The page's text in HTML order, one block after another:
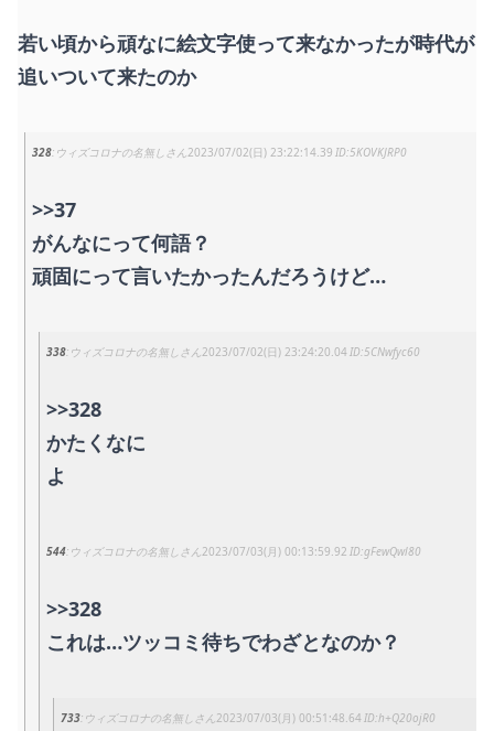
若い頃から頑なに絵文字使って来なかったが時代が
追いついて来たのか
328 ウィズコロナの名無しさん2023/07/02(日) 23:22:14.39 5KOVKJRP0
>>37
がんなにって何語？
頑固にって言いたかったんだろうけど…
338 ウィズコロナの名無しさん2023/07/02(日) 23:24:20.04 5CNwfyc60
>>328
かたくなに
よ
544 ウィズコロナの名無しさん2023/07/03(月) 00:13:59.92 gFewQwl80
>>328
これは…ツッコミ待ちでわざとなのか？
733 ウィズコロナの名無しさん2023/07/03(月) 00:51:48.64 h+Q20ojR0